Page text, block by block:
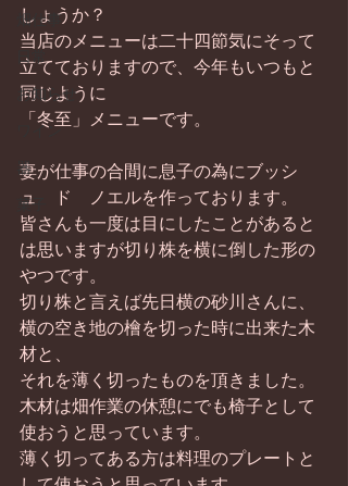
畑仕事
日常
お知らせ
ワイン
器
菓子
しょうか？
当店のメニューは二十四節気にそって
立てておりますので、今年もいつもと
同じように
「冬至」メニューです。
妻が仕事の合間に息子の為にブッシ
ュ　ド　ノエルを作っております。
皆さんも一度は目にしたことがあると
は思いますが切り株を横に倒した形の
やつです。
切り株と言えば先日横の砂川さんに、
横の空き地の檜を切った時に出来た木
材と、
それを薄く切ったものを頂きました。
木材は畑作業の休憩にでも椅子として
使おうと思っています。
薄く切ってある方は料理のプレートと